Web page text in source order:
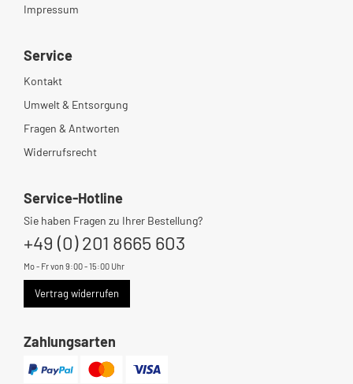
Impressum
Service
Kontakt
Umwelt & Entsorgung
Fragen & Antworten
Widerrufsrecht
Service-Hotline
Sie haben Fragen zu Ihrer Bestellung?
+49 (0) 201 8665 603
Mo - Fr von 9:00 - 15:00 Uhr
Vertrag widerrufen
Zahlungsarten